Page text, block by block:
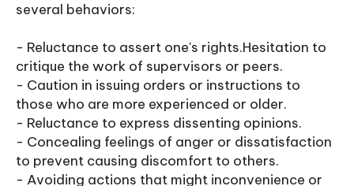
several behaviors:
- Reluctance to assert one's rights.Hesitation to
critique the work of supervisors or peers.
- Caution in issuing orders or instructions to
those who are more experienced or older.
- Reluctance to express dissenting opinions.
- Concealing feelings of anger or dissatisfaction
to prevent causing discomfort to others.
- Avoiding actions that might inconvenience or